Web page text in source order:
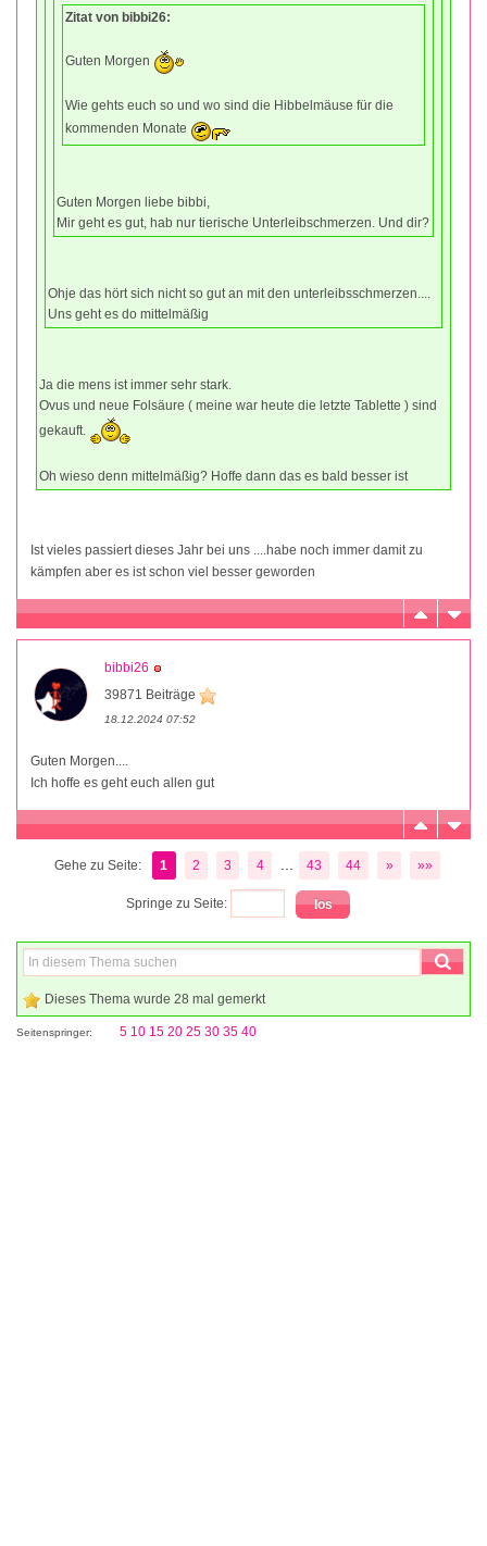
Zitat von bibbi26:
Guten Morgen
Wie gehts euch so und wo sind die Hibbelmäuse für die
kommenden Monate
Guten Morgen liebe bibbi,
Mir geht es gut, hab nur tierische Unterleibschmerzen. Und dir?
Ohje das hört sich nicht so gut an mit den unterleibsschmerzen....
Uns geht es do mittelmäßig
Ja die mens ist immer sehr stark.
Ovus und neue Folsäure ( meine war heute die letzte Tablette ) sind
gekauft.
Oh wieso denn mittelmäßig? Hoffe dann das es bald besser ist
Ist vieles passiert dieses Jahr bei uns ....habe noch immer damit zu
kämpfen aber es ist schon viel besser geworden
bibbi26
39871 Beiträge
18.12.2024 07:52
Guten Morgen....
Ich hoffe es geht euch allen gut
Gehe zu Seite: 1 2 3 4 43 44 » »»
Springe zu Seite:
Dieses Thema wurde 28 mal gemerkt
Seitenspringer: 5 10 15 20 25 30 35 40